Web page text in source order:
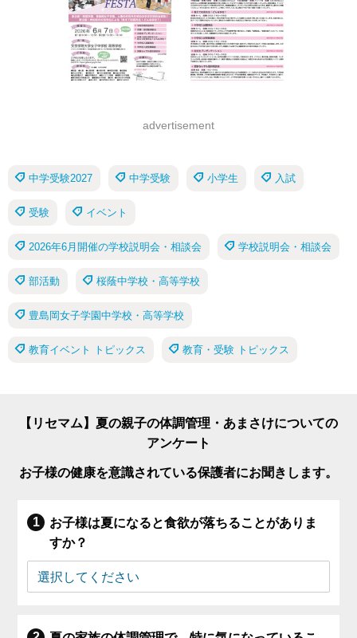
advertisement
中学受験2027 中学受験 小学生 入試
受験 イベント
2026年6月開催の学校説明会・相談会 学校説明会・相談会
部活動 桜蔭中学校・高等学校
豊島岡女子学園中学校・高等学校
教育イベント トピックス 教育・受験 トピックス
【リセマム】夏の親子の体調管理・あまさけについての
アンケート
お子様の健康を意識されている保護者にお聞きします。
お子様は夏になると食欲が落ちることがありま
すか？